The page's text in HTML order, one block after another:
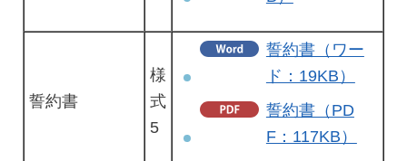
誓約書
様
式
5
誓約書（ワー
ド：19KB）
誓約書（PD
F：117KB）